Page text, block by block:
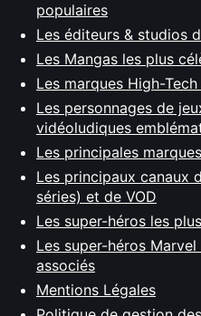
populaires
Les éditeurs & studios
Les Mangas les plus
Les marques High-
Les personnages de
vidéoludiques
Les principales
Les principaux canaux
séries) et de VOD
Les super-héros les
Les super-héros
associés
Mentions Légales